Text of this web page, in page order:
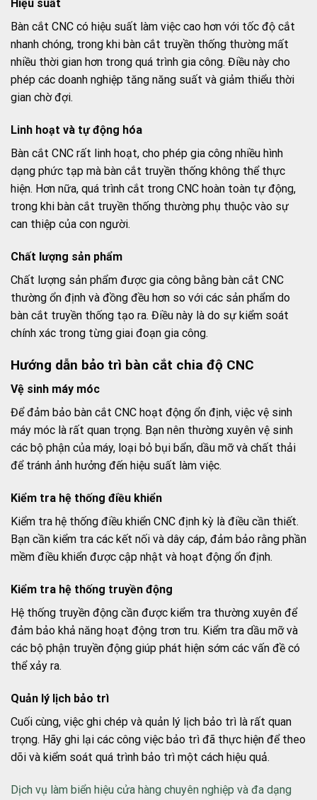
Hiệu suất
Bàn cắt CNC có hiệu suất làm việc cao hơn với tốc độ cắt
nhanh chóng, trong khi bàn cắt truyền thống thường mất
nhiều thời gian hơn trong quá trình gia công. Điều này cho
phép các doanh nghiệp tăng năng suất và giảm thiểu thời
gian chờ đợi.
Linh hoạt và tự động hóa
Bàn cắt CNC rất linh hoạt, cho phép gia công nhiều hình
dạng phức tạp mà bàn cắt truyền thống không thể thực
hiện. Hơn nữa, quá trình cắt trong CNC hoàn toàn tự động,
trong khi bàn cắt truyền thống thường phụ thuộc vào sự
can thiệp của con người.
Chất lượng sản phẩm
Chất lượng sản phẩm được gia công bằng bàn cắt CNC
thường ổn định và đồng đều hơn so với các sản phẩm do
bàn cắt truyền thống tạo ra. Điều này là do sự kiểm soát
chính xác trong từng giai đoạn gia công.
Hướng dẫn bảo trì bàn cắt chia độ CNC
Vệ sinh máy móc
Để đảm bảo bàn cắt CNC hoạt động ổn định, việc vệ sinh
máy móc là rất quan trọng. Bạn nên thường xuyên vệ sinh
các bộ phận của máy, loại bỏ bụi bẩn, dầu mỡ và chất thải
để tránh ảnh hưởng đến hiệu suất làm việc.
Kiểm tra hệ thống điều khiển
Kiểm tra hệ thống điều khiển CNC định kỳ là điều cần thiết.
Bạn cần kiểm tra các kết nối và dây cáp, đảm bảo rằng phần
mềm điều khiển được cập nhật và hoạt động ổn định.
Kiểm tra hệ thống truyền động
Hệ thống truyền động cần được kiểm tra thường xuyên để
đảm bảo khả năng hoạt động trơn tru. Kiểm tra dầu mỡ và
các bộ phận truyền động giúp phát hiện sớm các vấn đề có
thể xảy ra.
Quản lý lịch bảo trì
Cuối cùng, việc ghi chép và quản lý lịch bảo trì là rất quan
trọng. Hãy ghi lại các công việc bảo trì đã thực hiện để theo
dõi và kiểm soát quá trình bảo trì một cách hiệu quả.
Dịch vụ làm biển hiệu cửa hàng chuyên nghiệp và đa dạng